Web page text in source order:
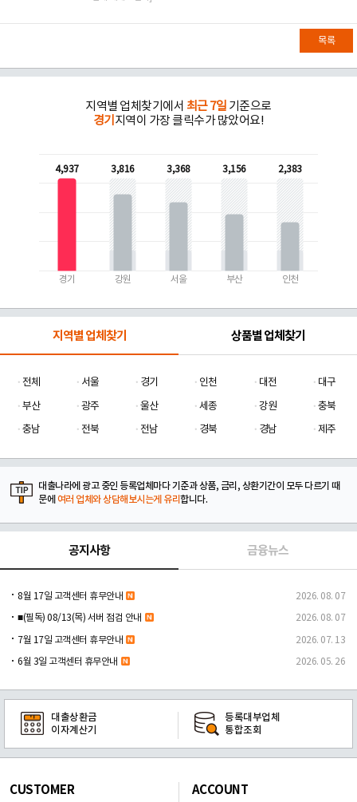
목록
지역별 업체찾기에서 최근 7일 기준으로
경기 지역이 가장 클릭수가 많았어요!
4,937
경기
3,816
강원
3,368
서울
3,156
부산
2,383
인천
지역별 업체찾기 상품별 업체찾기
전체 서울 경기 인천 대전
대구
부산
광주 울산 세종 강원
충북
충남
전북 전남 경북 경남 제주
대출나라에 광고 중인 등록업체마다 기준과 상품, 금리, 상환기간이 모두 다르기 때
문에 여러 업체와 상담해보시는게 유리합니다.
공지사항 금융뉴스
8월 17일 고객센터 휴무안내 2026. 08. 07
■(필독) 08/13(목) 서버 점검 안내 2026. 08. 07
7월 17일 고객센터 휴무안내 2026. 07. 13
6월 3일 고객센터 휴무안내 2026. 05. 26
대출상환금
이자계산기
등록대부업체
통합조회
CUSTOMER ACCOUNT